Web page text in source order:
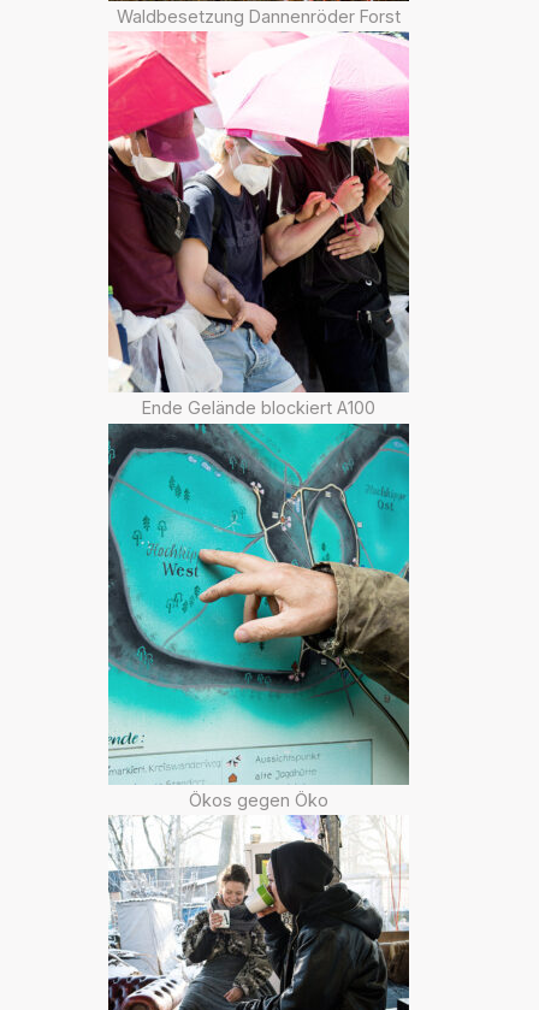
Waldbesetzung Dannenröder Forst
Ende Gelände blockiert A100
Ökos gegen Öko